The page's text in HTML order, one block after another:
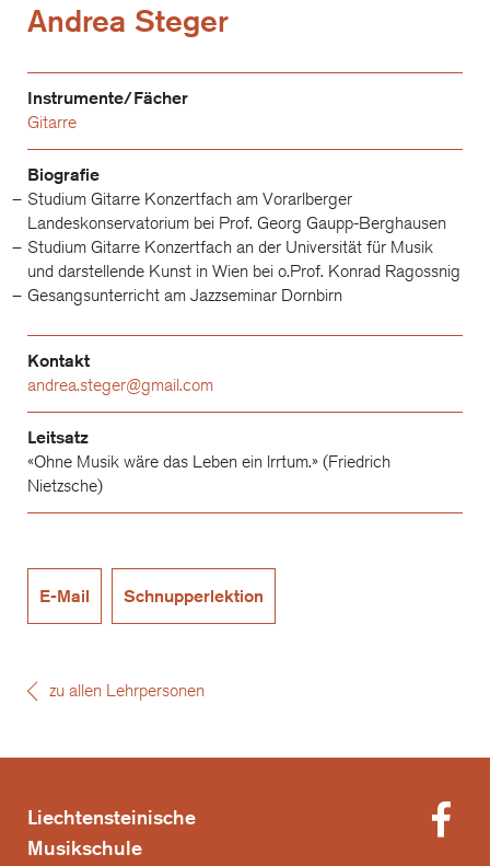
Andrea Steger
Instrumente/Fächer
Gitarre
Biografie
Studium Gitarre Konzertfach am Vorarlberger
Landeskonservatorium bei Prof. Georg Gaupp-Berghausen
Studium Gitarre Konzertfach an der Universität für Musik
und darstellende Kunst in Wien bei o.Prof. Konrad Ragossnig
Gesangsunterricht am Jazzseminar Dornbirn
Kontakt
andrea.steger@gmail.com
Leitsatz
«Ohne Musik wäre das Leben ein lrrtum.» (Friedrich
Nietzsche)
E-Mail Schnupperlektion
zu allen Lehrpersonen
Liechtensteinische
Musikschule